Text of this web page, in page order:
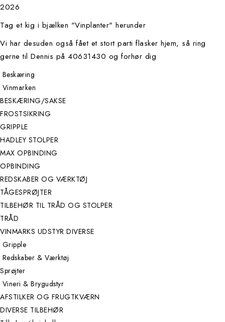
2026
Tag et kig i bjælken "Vinplanter" herunder
Vi har desuden også fået et stort parti flasker hjem, så ring
gerne til Dennis på 40631430 og forhør dig
Beskæring
Vinmarken
BESKÆRING/SAKSE
FROSTSIKRING
GRIPPLE
HADLEY STOLPER
MAX OPBINDING
OPBINDING
REDSKABER OG VÆRKTØJ
TÅGESPRØJTER
TILBEHØR TIL TRÅD OG STOLPER
TRÅD
VINMARKS UDSTYR DIVERSE
Gripple
Redskaber & Værktøj
Sprøjter
Vineri & Brygudstyr
AFSTILKER OG FRUGTKVÆRN
DIVERSE TILBEHØR